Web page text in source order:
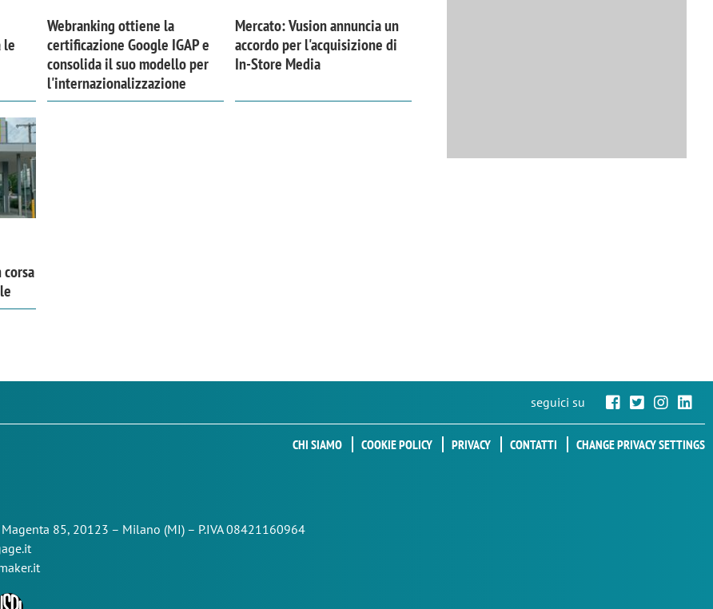
le
Webranking ottiene la
certificazione Google IGAP e
consolida il suo modello per
l'internazionalizzazione
Mercato: Vusion annuncia un
accordo per l'acquisizione di
In-Store Media
seguici su
CHI SIAMO COOKIE POLICY PRIVACY CONTATTI CHANGE PRIVACY SETTINGS
Magenta 85, 20123 – Milano (MI) – P.IVA 08421160964